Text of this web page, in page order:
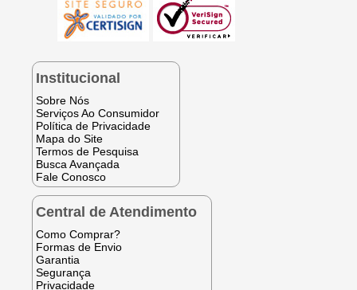
Institucional
Sobre Nós
Serviços Ao Consumidor
Política de Privacidade
Mapa do Site
Termos de Pesquisa
Busca Avançada
Fale Conosco
Central de Atendimento
Como Comprar?
Formas de Envio
Garantia
Segurança
Privacidade